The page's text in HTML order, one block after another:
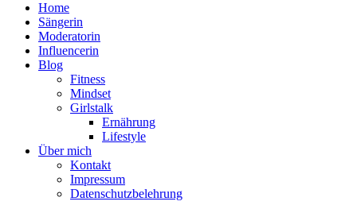
Home
Sängerin
Moderatorin
Influencerin
Blog
Fitness
Mindset
Girlstalk
Ernährung
Lifestyle
Über mich
Kontakt
Impressum
Datenschutzbelehrung